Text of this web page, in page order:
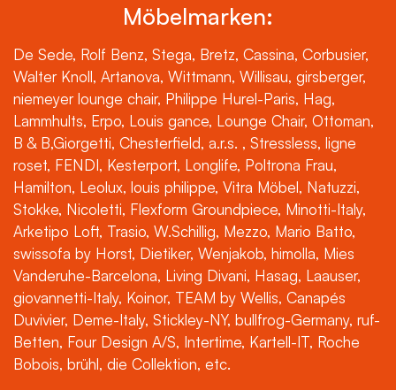
Möbelmarken:
De Sede, Rolf Benz, Stega, Bretz, Cassina, Corbusier,
Walter Knoll, Artanova, Wittmann, Willisau, girsberger,
niemeyer lounge chair, Philippe Hurel-Paris, Hag,
Lammhults, Erpo, Louis gance, Lounge Chair, Ottoman,
B & B,Giorgetti, Chesterfield, a.r.s. , Stressless, ligne
roset, FENDI, Kesterport, Longlife, Poltrona Frau,
Hamilton, Leolux, louis philippe, Vitra Möbel, Natuzzi,
Stokke, Nicoletti, Flexform Groundpiece, Minotti-Italy,
Arketipo Loft, Trasio, W.Schillig, Mezzo, Mario Batto,
swissofa by Horst, Dietiker, Wenjakob, himolla, Mies
Vanderuhe-Barcelona, Living Divani, Hasag, Laauser,
giovannetti-Italy, Koinor, TEAM by Wellis, Canapés
Duvivier, Deme-Italy, Stickley-NY, bullfrog-Germany, ruf-
Betten, Four Design A/S, Intertime, Kartell-IT, Roche
Bobois, brühl, die Collektion, etc.